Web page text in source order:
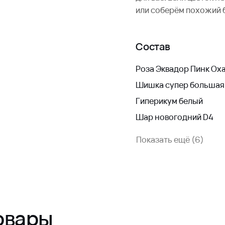
или соберём похожий
Состав
Роза Эквадор Пинк
Шишка супер большая
Гиперикум белый
Шар новогодний D4
Показать ещё (6)